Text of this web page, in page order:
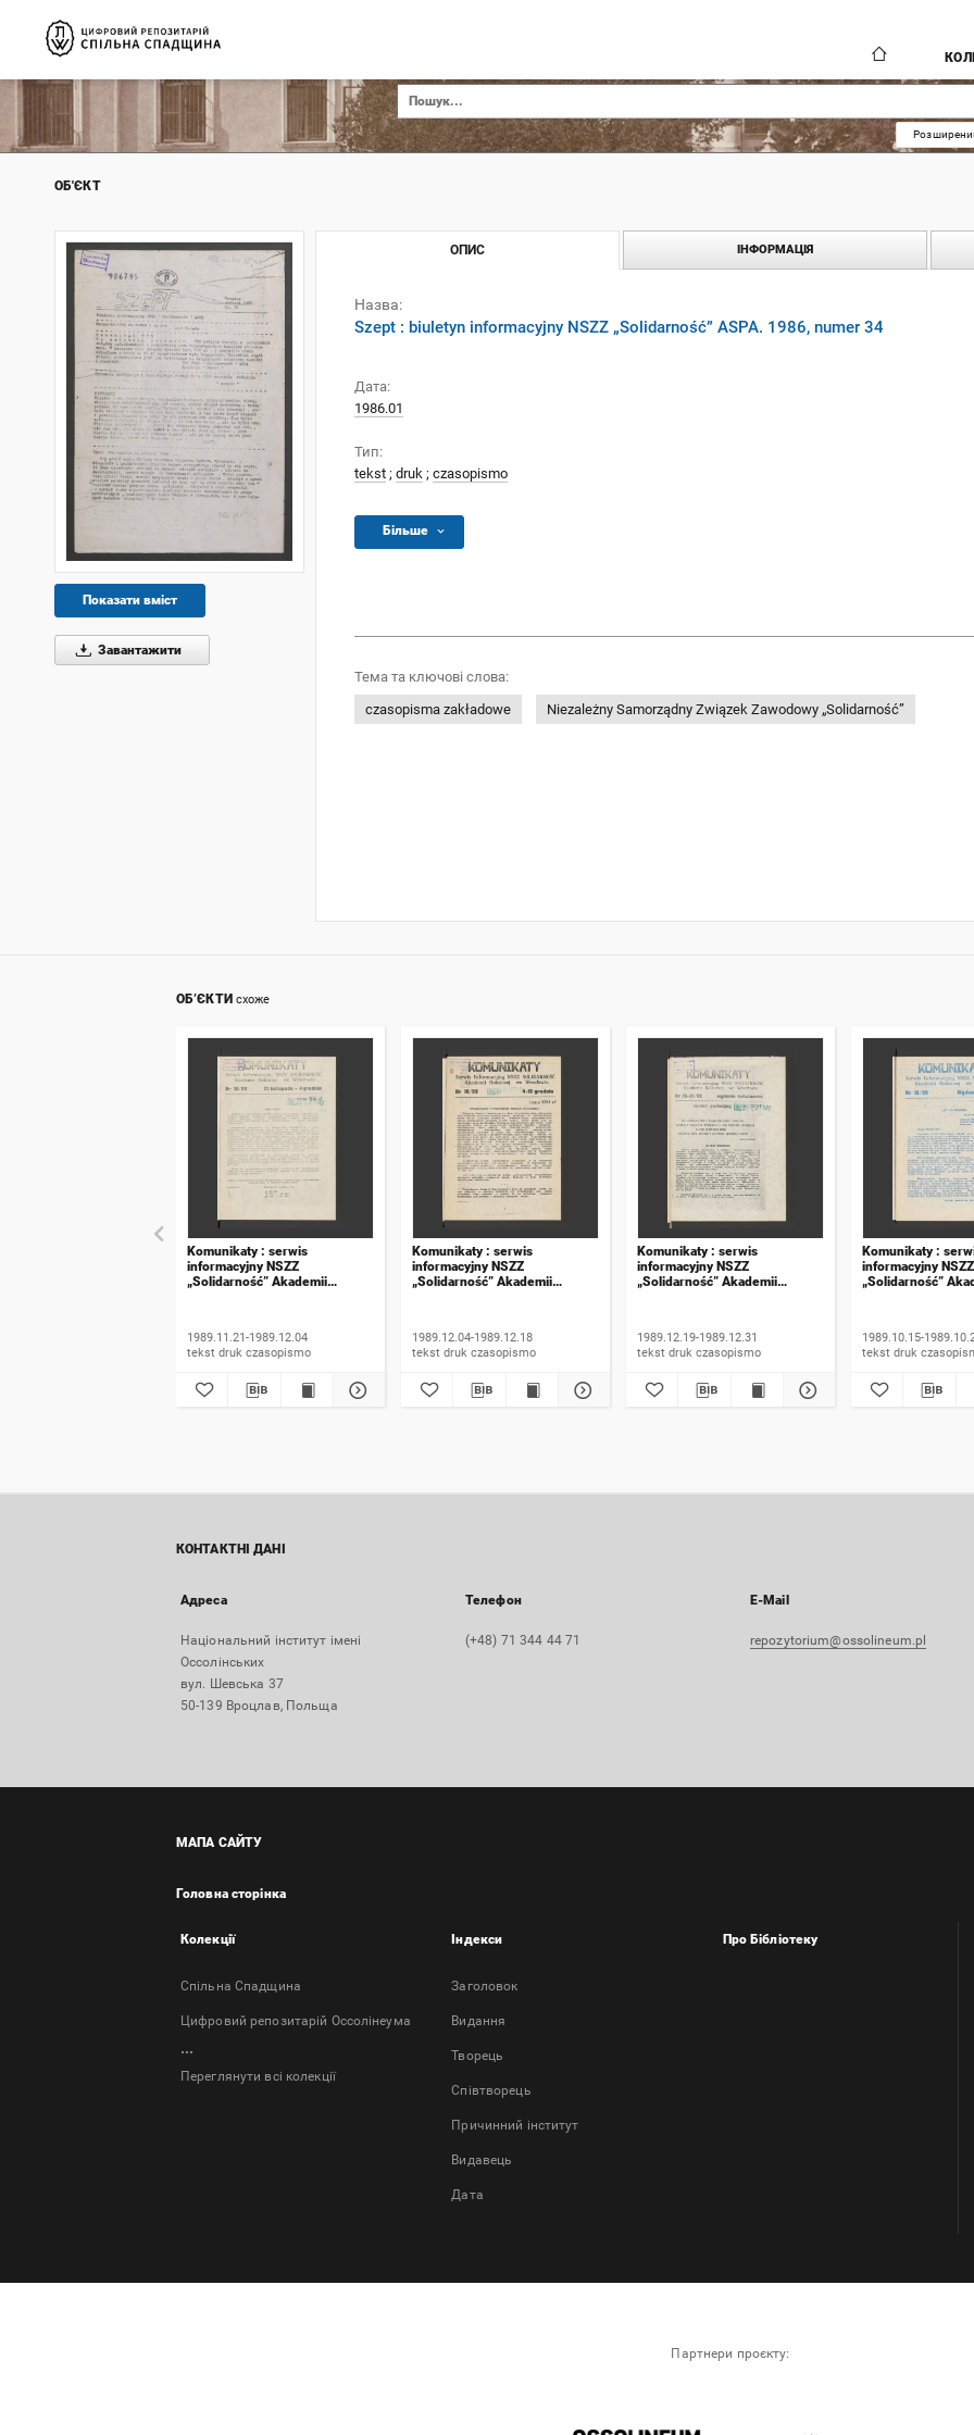
ОБ'ЄКТ
Показати вміст
Завантажити
ОПИС ІНФОРМАЦІЯ
Назва:
Szept : biuletyn informacyjny NSZZ „Solidarność” ASPA. 1986, numer 34
Дата:
1986.01
Тип:
tekst ; druk ; czasopismo
Більше
Тема та ключові слова:
czasopisma zakładowe
Niezależny Samorządny Związek Zawodowy „Solidarność”
ОБ’ЄКТИ схоже
Komunikaty : serwis
informacyjny NSZZ
„Solidarność” Akademii
1989.11.21-1989.12.04
tekst druk czasopismo
Komunikaty : serwis
informacyjny NSZZ
„Solidarność” Akademii
1989.12.04-1989.12.18
tekst druk czasopismo
Komunikaty : serwis
informacyjny NSZZ
„Solidarność” Akademii
1989.12.19-1989.12.31
tekst druk czasopismo
Komunikaty :
informacyjny NSZZ
„Solidarność”
1989.10.15-
tekst druk
КОНТАКТНІ ДАНІ
Адреса
Національний інститут імені
Оссолінських
вул. Шевська 37
50-139 Вроцлав, Польща
Телефон
(+48) 71 344 44 71
E-Mail
repozytorium@ossolineum.pl
МАПА САЙТУ
Головна сторінка
Колекції
Спільна Спадщина
Цифровий репозитарій Оссолінеума
...
Переглянути всі колекції
Індекси
Заголовок
Bидання
Творець
Співтворець
Причинний інститут
Видавець
Дата
Про Бібліотеку
Партнери проєкту: